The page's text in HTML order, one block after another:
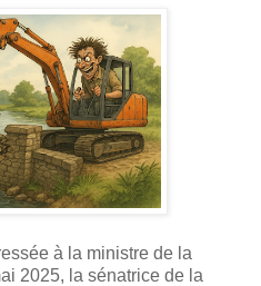
à la ministre de la
2025, la sénatrice de la